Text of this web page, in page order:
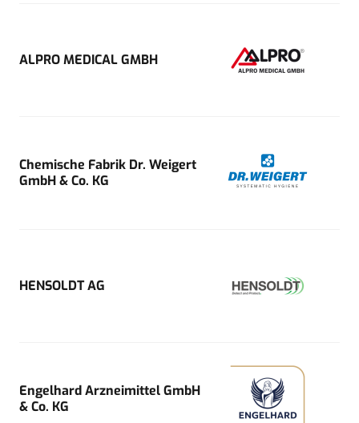
ALPRO MEDICAL GMBH
Chemische Fabrik Dr. Weigert
GmbH & Co. KG
HENSOLDT AG
Engelhard Arzneimittel GmbH
& Co. KG